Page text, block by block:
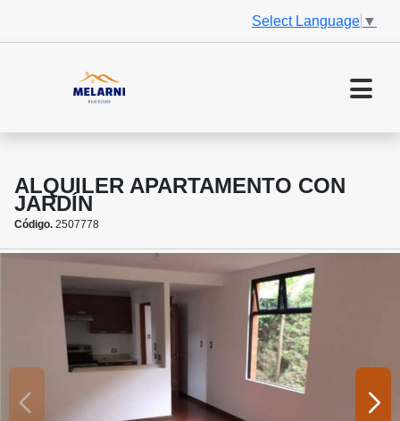
Select Language ▼
ALQUILER APARTAMENTO CON
JARDÍN
Código. 2507778